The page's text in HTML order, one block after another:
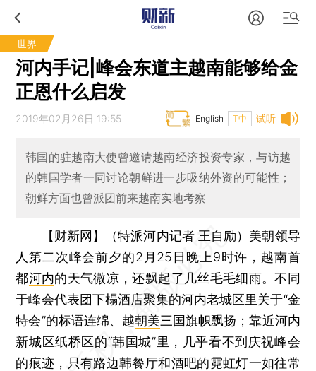
世界
河内手记|峰会东道主越南能够给金
正恩什么启发
试听
2019年02月26日 19:55 T中
English
韩国的驻越南大使曾邀请越南经济投资专家，与访越
的韩国学者一同讨论朝鲜进一步吸纳外资的可能性；
朝鲜方面也曾派团前来越南实地考察
【财新网】（特派河内记者 王自励） 美朝领导
人第二次峰会前夕的2月25日晚上9时许，越南首
都河内的天气微凉，还飘起了几丝毛毛细雨。不同
于峰会代表团下榻酒店聚集的河内老城区里关于“金
特会”的标语连绵、越朝美三国旗帜飘扬；靠近河内
新城区纸桥区的“韩国城”里，几乎看不到庆祝峰会
的痕迹，只有路边韩餐厅和酒吧的霓虹灯一如往常